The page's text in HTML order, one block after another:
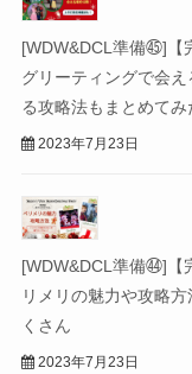
[WDW&DCL準備㊺]【
グリーティングで会
る攻略法もまとめてみ
2023年7月23日
[WDW&DCL準備㊹]【
リメリの魅力や攻略
くさん
2023年7月23日